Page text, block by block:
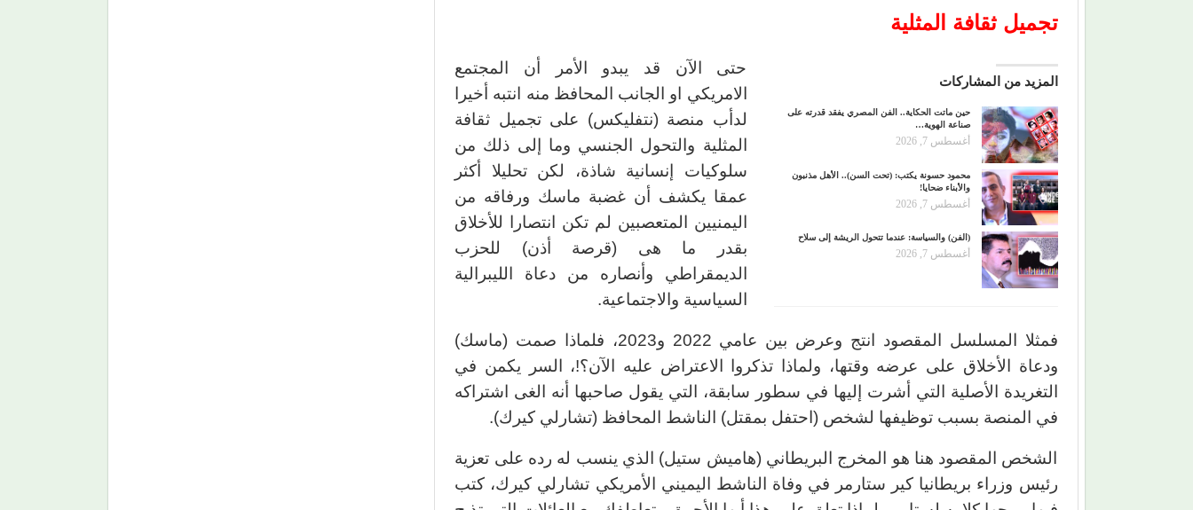
تجميل ثقافة المثلية
المزيد من المشاركات
حين ماتت الحكاية.. الفن المصري يفقد قدرته على
صناعة الهوية…
أغسطس 7, 2026
محمود حسونة يكتب: (تحت السن).. الأهل مذنبون
والأبناء ضحايا!
أغسطس 7, 2026
(الفن) والسياسة: عندما تتحول الريشة إلى سلاح
أغسطس 7, 2026
حتى الآن قد يبدو الأمر أن المجتمع
الامريكي او الجانب المحافظ منه انتبه أخيرا
لدأب منصة (نتفليكس) على تجميل ثقافة
المثلية والتحول الجنسي وما إلى ذلك من
سلوكيات إنسانية شاذة، لكن تحليلا أكثر
عمقا يكشف أن غضبة ماسك ورفاقه من
اليمنيين المتعصبين لم تكن انتصارا للأخلاق
بقدر ما هى (قرصة أذن) للحزب
الديمقراطي وأنصاره من دعاة الليبرالية
السياسية والاجتماعية.
فمثلا المسلسل المقصود انتج وعرض بين عامي 2022 و2023، فلماذا صمت (ماسك)
ودعاة الأخلاق على عرضه وقتها، ولماذا تذكروا الاعتراض عليه الآن؟!، السر يكمن في
التغريدة الأصلية التي أشرت إليها في سطور سابقة، التي يقول صاحبها أنه الغى اشتراكه
في المنصة بسبب توظيفها لشخص (احتفل بمقتل) الناشط المحافظ (تشارلي كيرك).
الشخص المقصود هنا هو المخرج البريطاني (هاميش ستيل) الذي ينسب له رده على تعزية
رئيس وزراء بريطانيا كير ستارمر في وفاة الناشط اليميني الأمريكي تشارلي كيرك، كتب